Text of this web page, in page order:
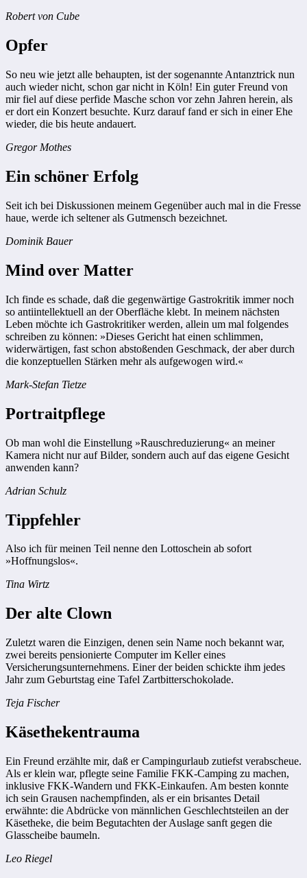
Robert von Cube
Opfer
So neu wie jetzt alle behaupten, ist der sogenannte Antanztrick nun
auch wieder nicht, schon gar nicht in Köln! Ein guter Freund von
mir fiel auf diese perfide Masche schon vor zehn Jahren herein, als
er dort ein Konzert besuchte. Kurz darauf fand er sich in einer Ehe
wieder, die bis heute andauert.
Gregor Mothes
Ein schöner Erfolg
Seit ich bei Diskussionen meinem Gegenüber auch mal in die Fresse
haue, werde ich seltener als Gutmensch bezeichnet.
Dominik Bauer
Mind over Matter
Ich finde es schade, daß die gegenwärtige Gastrokritik immer noch
so antiintellektuell an der Oberfläche klebt. In meinem nächsten
Leben möchte ich Gastrokritiker werden, allein um mal folgendes
schreiben zu können: »Dieses Gericht hat einen schlimmen,
widerwärtigen, fast schon abstoßenden Geschmack, der aber durch
die konzeptuellen Stärken mehr als aufgewogen wird.«
Mark-Stefan Tietze
Portraitpflege
Ob man wohl die Einstellung »Rauschreduzierung« an meiner
Kamera nicht nur auf Bilder, sondern auch auf das eigene Gesicht
anwenden kann?
Adrian Schulz
Tippfehler
Also ich für meinen Teil nenne den Lottoschein ab sofort
»Hoffnungslos«.
Tina Wirtz
Der alte Clown
Zuletzt waren die Einzigen, denen sein Name noch bekannt war,
zwei bereits pensionierte Computer im Keller eines
Versicherungsunternehmens. Einer der beiden schickte ihm jedes
Jahr zum Geburtstag eine Tafel Zartbitterschokolade.
Teja Fischer
Käsethekentrauma
Ein Freund erzählte mir, daß er Campingurlaub zutiefst verabscheue.
Als er klein war, pflegte seine Familie FKK-Camping zu machen,
inklusive FKK-Wandern und FKK-Einkaufen. Am besten konnte
ich sein Grausen nachempfinden, als er ein brisantes Detail
erwähnte: die Abdrücke von männlichen Geschlechtsteilen an der
Käsetheke, die beim Begutachten der Auslage sanft gegen die
Glasscheibe baumeln.
Leo Riegel